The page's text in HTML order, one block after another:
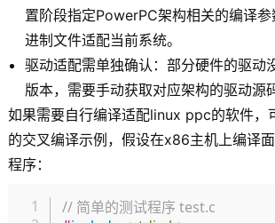
置阶段指定PowerPC架构相关的编译
进制文件适配当前系统。
驱动适配需单独确认：部分硬件的驱动
版本，需要手动获取对应架构的驱动源
如果需要自行编译适配linux ppc的软件，
的交叉编译示例，假设在x86主机上编译
程序：
// 简单的测试程序 test.c